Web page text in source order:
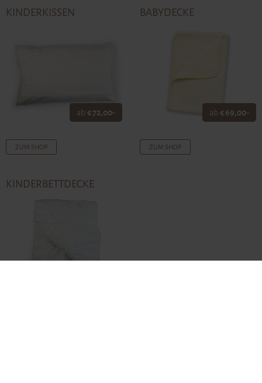
KINDERKISSEN
ab € 72,00-
ZUM SHOP
BABYDECKE
ab € 69,00-
ZUM SHOP
KINDERBETTDECKE